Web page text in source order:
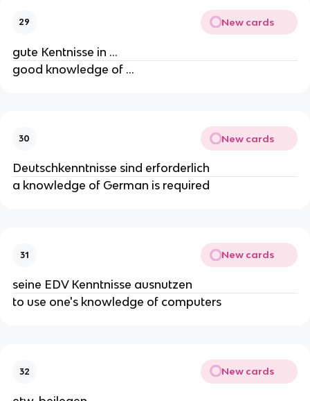
29 New cards
gute Kentnisse in ...
good knowledge of ...
30 New cards
Deutschkenntnisse sind erforderlich
a knowledge of German is required
31 New cards
seine EDV Kenntnisse ausnutzen
to use one's knowledge of computers
32 New cards